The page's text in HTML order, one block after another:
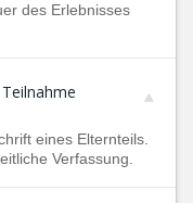
des Erlebnisses
eines Elternteils.
Verfassung.